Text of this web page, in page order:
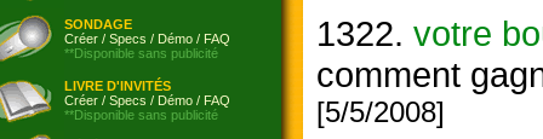
SONDAGE
Créer / Specs / Démo / FAQ
**Disponible sans publicité
LIVRE D'INVITÉS
Créer / Specs / Démo / FAQ
**Disponible sans publicité
1322. votre
comment
[5/5/2008]